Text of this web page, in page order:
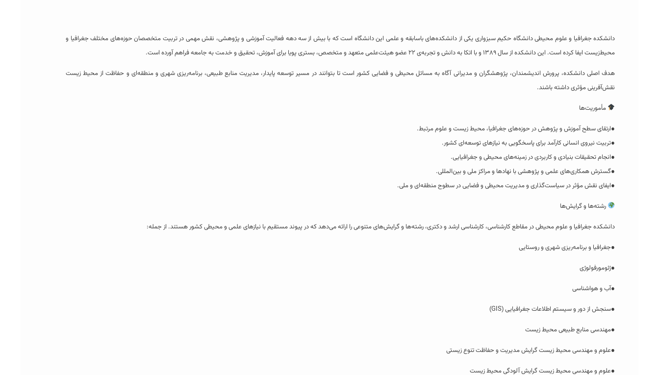
دانشکده جغرافیا و علوم محیطی دانشگاه حکیم سبزواری یکی از دانشکده‌های باسابقه و علمی این دانشگاه است که با بیش از سه دهه فعالیت آموزشی و پژوهشی، نقش مهمی در تربیت متخصصان حوزه‌های مختلف جغرافیا و
محیط‌زیست ایفا کرده است. این دانشکده از سال ۱۳۸۹ و با اتکا به دانش و تجربه‌ی ۲۲ عضو هیئت‌علمی متعهد و متخصص، بستری پویا برای آموزش، تحقیق و خدمت به جامعه فراهم آورده است.
هدف اصلی دانشکده، پرورش اندیشمندان، پژوهشگران و مدیرانی آگاه به مسائل محیطی و فضایی کشور است تا بتوانند در مسیر توسعه پایدار، مدیریت منابع طبیعی، برنامه‌ریزی شهری و منطقه‌ای و حفاظت از محیط زیست
نقش‌آفرینی مؤثری داشته باشند.
مأموریت‌ها
●ارتقای سطح آموزش و پژوهش در حوزه‌های جغرافیا، محیط زیست و علوم مرتبط.
●تربیت نیروی انسانی کارآمد برای پاسخگویی به نیازهای توسعه‌ای کشور.
●انجام تحقیقات بنیادی و کاربردی در زمینه‌های محیطی و جغرافیایی.
●گسترش همکاری‌های علمی و پژوهشی با نهادها و مراکز ملی و بین‌المللی.
●ایفای نقش مؤثر در سیاست‌گذاری و مدیریت محیطی و فضایی در سطوح منطقه‌ای و ملی.
رشته‌ها و گرایش‌ها
دانشکده جغرافیا و علوم محیطی در مقاطع کارشناسی، کارشناسی ارشد و دکتری، رشته‌ها و گرایش‌های متنوعی را ارائه می‌دهد که در پیوند مستقیم با نیازهای علمی و محیطی کشور هستند. از جمله:
●جغرافیا و برنامه‌ریزی شهری و روستایی
●ژئومورفولوژی
●آب و هواشناسی
●سنجش از دور و سیستم اطلاعات جغرافیایی (GIS)
●مهندسی منابع طبیعی محیط زیست
●علوم و مهندسی محیط زیست گرایش مدیریت و حفاظت تنوع زیستی
●علوم و مهندسی محیط زیست گرایش آلودگی محیط زیست